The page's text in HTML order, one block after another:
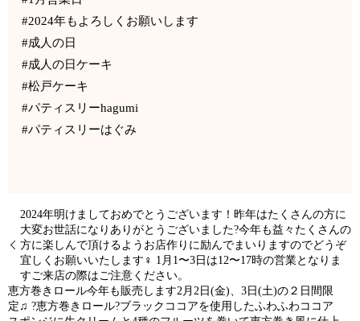
#2024年もよろしくお願いします
#成人の日
#成人の日ケーキ
#松戸ケーキ
#パティスリーhagumi
#パティスリーはぐみ
2024年明けましておめでとうございます！昨年はたくさんの方に
大変お世話になりありがとうございました?今年も益々たくさんの
方に楽しんで頂けるようお店作りに励んでまいりますのでどうぞ
宜しくお願いいたします‍♀️ 1月1〜3日は12〜17時の営業となりま
すご来店の際はご注意ください。
恵方巻きロール今年も販売します2月2日(金)、3日(土)の２日間限
定♫ ?恵方巻きロール?ブラックココアを使用したふわふわココア